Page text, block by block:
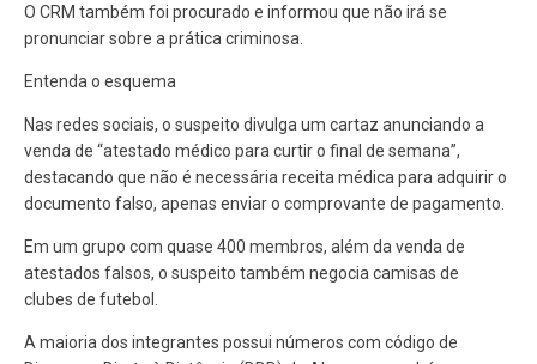
O CRM também foi procurado e informou que não irá se
pronunciar sobre a prática criminosa.
Entenda o esquema
Nas redes sociais, o suspeito divulga um cartaz anunciando a
venda de “atestado médico para curtir o final de semana”,
destacando que não é necessária receita médica para adquirir o
documento falso, apenas enviar o comprovante de pagamento.
Em um grupo com quase 400 membros, além da venda de
atestados falsos, o suspeito também negocia camisas de
clubes de futebol.
A maioria dos integrantes possui números com código de